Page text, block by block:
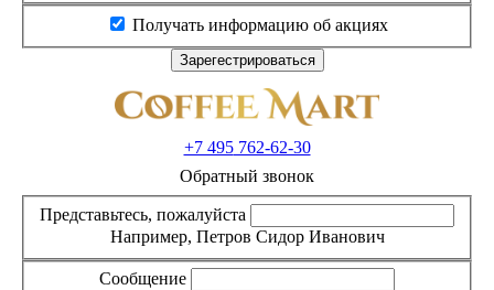
Получать информацию об акциях
+7 495762-62-30
Обратный звонок
Представьтесь, пожалуйста
Например, Петров Сидор Иванович
Сообщение